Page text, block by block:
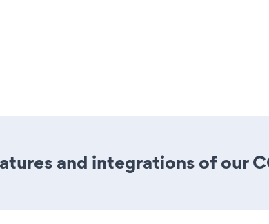
and integrations of our